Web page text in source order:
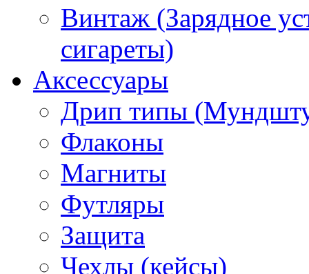
Винтаж (Зарядное
сигареты)
Аксессуары
Дрип типы
Флаконы
Магниты
Футляры
Защита
Чехлы (кейсы)